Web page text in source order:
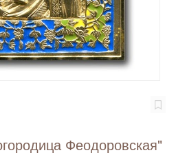
Феодоровская"